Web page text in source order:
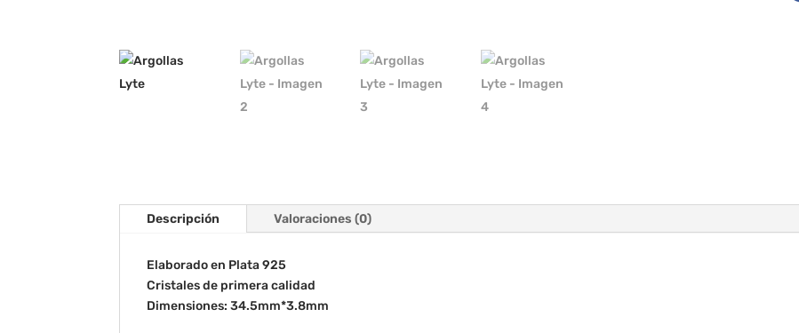
Descripción Valoraciones (0)
Elaborado en Plata 925
Cristales de primera calidad
Dimensiones: 34.5mm*3.8mm